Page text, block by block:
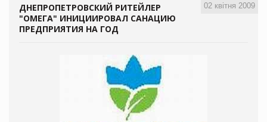
02 квітня 2009
ДНЕПРОПЕТРОВСКИЙ РИТЕЙЛЕР
"ОМЕГА" ИНИЦИИРОВАЛ САНАЦИЮ
ПРЕДПРИЯТИЯ НА ГОД